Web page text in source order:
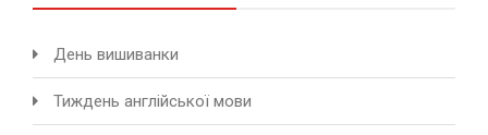
День вишиванки
Тиждень англійської мови